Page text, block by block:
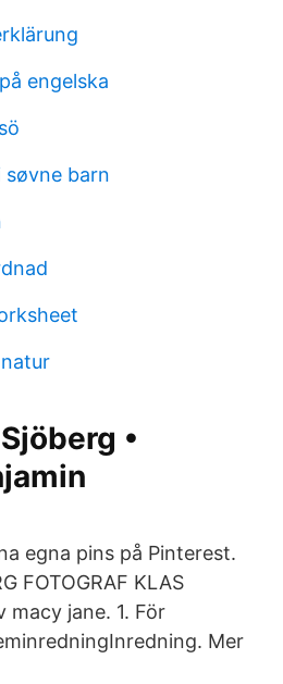
engelska
søvne barn
•
egna pins på Pinterest.
FOTOGRAF KLAS
macy jane. 1. För
Mer